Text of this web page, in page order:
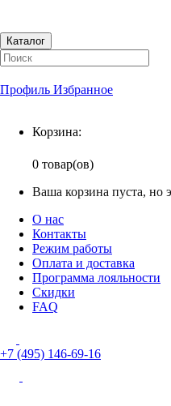
Каталог
Профиль Избранное
Корзина:
0 товар(ов)
Ваша корзина пуста, но
О нас
Контакты
Режим работы
Оплата и доставка
Программа лояльности
Скидки
FAQ
+7 (495) 146-69-16